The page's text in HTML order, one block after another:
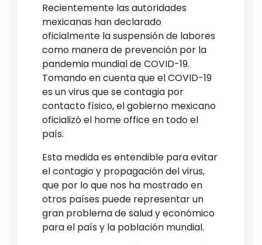
Recientemente las autoridades
mexicanas han declarado
oficialmente la suspensión de labores
como manera de prevención por la
pandemia mundial de COVID-19.
Tomando en cuenta que el COVID-19
es un virus que se contagia por
contacto físico, el gobierno mexicano
oficializó el home office en todo el
país.
Esta medida es entendible para evitar
el contagio y propagación del virus,
que por lo que nos ha mostrado en
otros países puede representar un
gran problema de salud y económico
para el país y la población mundial.